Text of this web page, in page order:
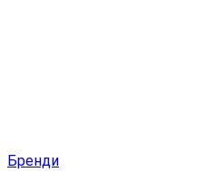
Бренди